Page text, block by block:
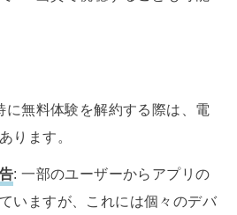
に無料体験を解約する際は、電
ります。
: 一部のユーザーからアプリの
いますが、これには個々のデバ